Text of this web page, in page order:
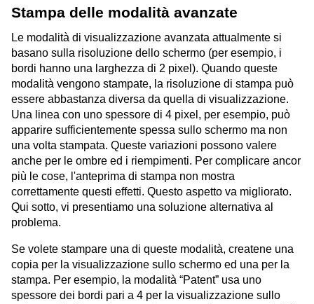
Stampa delle modalità avanzate
Le modalità di visualizzazione avanzata attualmente si
basano sulla risoluzione dello schermo (per esempio, i
bordi hanno una larghezza di 2 pixel). Quando queste
modalità vengono stampate, la risoluzione di stampa può
essere abbastanza diversa da quella di visualizzazione.
Una linea con uno spessore di 4 pixel, per esempio, può
apparire sufficientemente spessa sullo schermo ma non
una volta stampata. Queste variazioni possono valere
anche per le ombre ed i riempimenti. Per complicare ancor
più le cose, l'anteprima di stampa non mostra
correttamente questi effetti. Questo aspetto va migliorato.
Qui sotto, vi presentiamo una soluzione alternativa al
problema.
Se volete stampare una di queste modalità, createne una
copia per la visualizzazione sullo schermo ed una per la
stampa. Per esempio, la modalità “Patent” usa uno
spessore dei bordi pari a 4 per la visualizzazione sullo